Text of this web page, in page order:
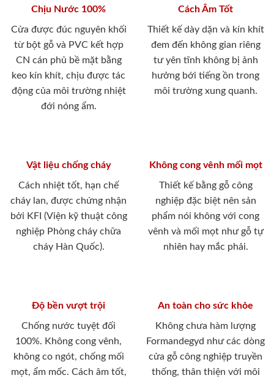
Chịu Nước 100%
Cửa được đúc nguyên khối
từ bột gỗ và PVC kết hợp
CN cán phủ bề mặt bằng
keo kín khít, chịu được tác
động của môi trường nhiệt
đới nóng ẩm.
Cách Âm Tốt
Thiết kế dày dặn và kín khít
đem đến không gian riêng
tư yên tĩnh không bị ảnh
hưởng bới tiếng ồn trong
môi trường xung quanh.
Vật liệu chống cháy
Cách nhiệt tốt, hạn chế
cháy lan, được chứng nhận
bởi KFI (Viện kỹ thuật công
nghiệp Phòng cháy chữa
cháy Hàn Quốc).
Không cong vênh mối mọt
Thiết kế bằng gỗ công
nghiệp đặc biệt nên sản
phẩm nói không với cong
vênh và mối mọt như gỗ tự
nhiên hay mắc phải.
Độ bền vượt trội
Chống nước tuyệt đối
100%. Không cong vênh,
không co ngót, chống mối
mọt, ẩm mốc. Cách âm tốt,
An toàn cho sức khỏe
Không chưa hàm lượng
Formandegyd như các dòng
cửa gỗ công nghiệp truyền
thống, thân thiện với môi